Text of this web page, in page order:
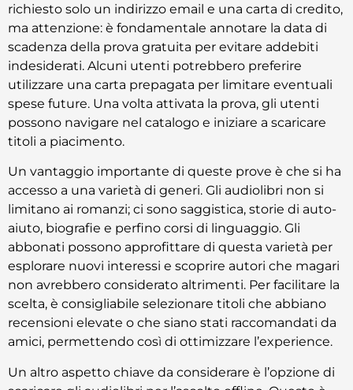
richiesto solo un indirizzo email e una carta di credito,
ma attenzione: è fondamentale annotare la data di
scadenza della prova gratuita per evitare addebiti
indesiderati. Alcuni utenti potrebbero preferire
utilizzare una carta prepagata per limitare eventuali
spese future. Una volta attivata la prova, gli utenti
possono navigare nel catalogo e iniziare a scaricare
titoli a piacimento.
Un vantaggio importante di queste prove è che si ha
accesso a una varietà di generi. Gli audiolibri non si
limitano ai romanzi; ci sono saggistica, storie di auto-
aiuto, biografie e perfino corsi di linguaggio. Gli
abbonati possono approfittare di questa varietà per
esplorare nuovi interessi e scoprire autori che magari
non avrebbero considerato altrimenti. Per facilitare la
scelta, è consigliabile selezionare titoli che abbiano
recensioni elevate o che siano stati raccomandati da
amici, permettendo così di ottimizzare l’experience.
Un altro aspetto chiave da considerare è l’opzione di